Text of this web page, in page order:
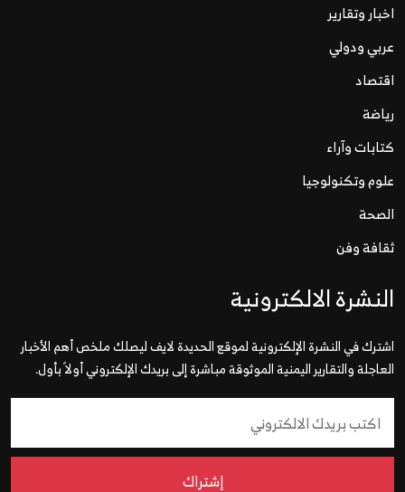
اخبار وتقارير
عربي ودولي
اقتصاد
رياضة
كتابات وآراء
علوم وتكنولوجيا
الصحة
ثقافة وفن
النشرة الالكترونية
اشترك في النشرة الإلكترونية لموقع الحديدة لايف ليصلك ملخص أهم الأخبار
العاجلة والتقارير اليمنية الموثوقة مباشرة إلى بريدك الإلكتروني أولاً بأول.
إشتراك